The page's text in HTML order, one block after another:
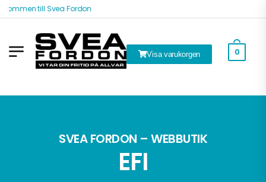
till Svea Fordon
Visa varukorgen 0
SVEA FORDON – WEBBUTIK
EFI